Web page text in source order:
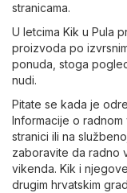
stranicama.
U letcima Kik u Pula
proizvoda po
ponuda, stoga
nudi.
Pitate se kada je
Informacije o
stranici ili na
zaboravite da radno
vikenda. Kik i
drugim hrvatskim